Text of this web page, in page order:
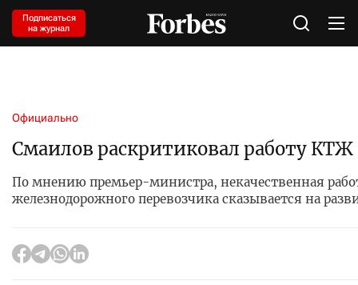
Подписаться
на журнал
Официально
Смаилов раскритиковал работу КТЖ
По мнению премьер-министра, некачественная
железнодорожного перевозчика сказывается на